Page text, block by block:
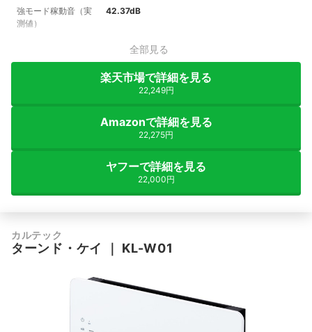
強モード稼動音（実
測値）
42.37dB
全部見る
楽天市場で詳細を見る
22,249円
Amazonで詳細を見る
22,275円
ヤフーで詳細を見る
22,000円
カルテック
ターンド・ケイ KL-W01